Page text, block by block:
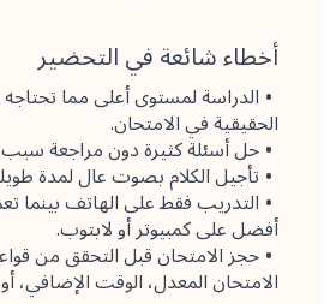
أخطاء شائعة في التحضير
الدراسة لمستوى أعلى مما
الحقيقية في الامتحان.
حل أسئلة كثيرة دون مراجعة سبب
تأجيل الكلام بصوت عال لمدة
التدريب فقط على الهاتف بينما
أفضل على كمبيوتر أو لابتوب.
حجز الامتحان قبل التحقق من
الامتحان المعدل، الوقت